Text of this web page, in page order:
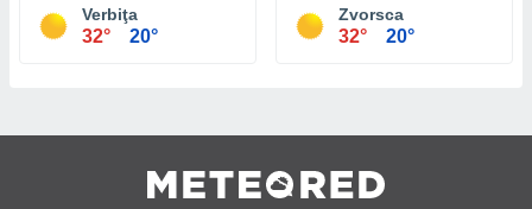
Verbiţa
32° 20°
Zvorsca
32° 20°